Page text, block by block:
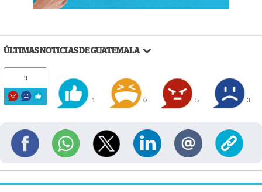
ÚLTIMAS NOTICIAS DE GUATEMALA
9
1 0 5 3